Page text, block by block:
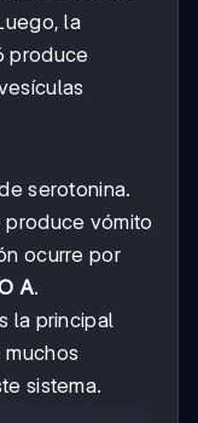
la
produce
serotonina.
produce vómito
ocurre por
A.
la principal
sistema.